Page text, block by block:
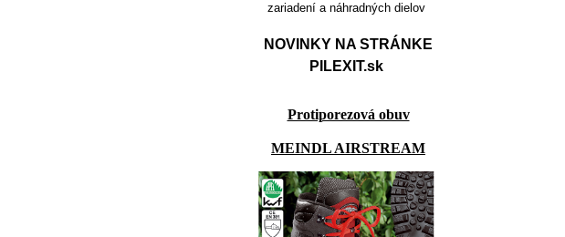
zariadení a náhradných dielov
NOVINKY NA STRÁNKE
PILEXIT.sk
Protiporezová obuv
MEINDL AIRSTREAM